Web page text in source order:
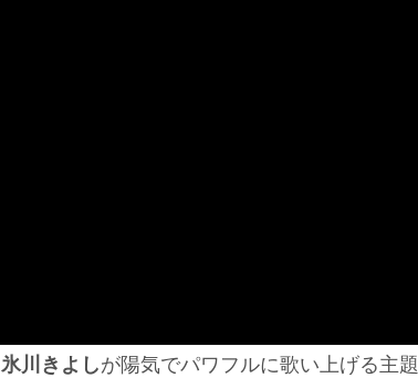
氷川きよしが陽気でパワフルに歌い上げる主題